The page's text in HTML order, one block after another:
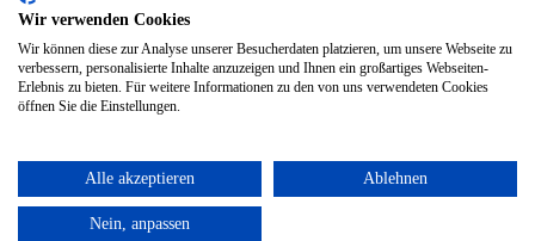
Fröhnstr. 4-8, 66954 Pirmasens
Diese E-Mail-Adresse ist vor Spambots geschützt! Zur
Anzeige muss JavaScript eingeschaltet sein.
Mobil: + 49 (0) 176/84 62 18 86
© 2024 Stileben. Alle Rechte reserviert
Wir verwenden Cookies
Wir können diese zur Analyse unserer Besucherdaten platzieren, um unsere Webseite zu
verbessern, personalisierte Inhalte anzuzeigen und Ihnen ein großartiges Webseiten-
Erlebnis zu bieten. Für weitere Informationen zu den von uns verwendeten Cookies
öffnen Sie die Einstellungen.
Alle akzeptieren Ablehnen
Nein, anpassen